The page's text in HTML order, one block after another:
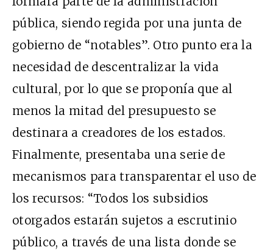
pública, siendo regida por una junta de
gobierno de “notables”. Otro punto era la
necesidad de descentralizar la vida
cultural, por lo que se proponía que al
menos la mitad del presupuesto se
destinara a creadores de los estados.
Finalmente, presentaba una serie de
mecanismos para transparentar el uso de
los recursos: “Todos los subsidios
otorgados estarán sujetos a escrutinio
público, a través de una lista donde se